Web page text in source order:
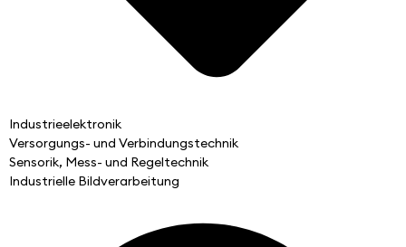
Industrieelektronik
Versorgungs- und Verbindungstechnik
Sensorik, Mess- und Regeltechnik
Industrielle Bildverarbeitung